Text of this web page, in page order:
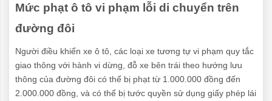
Mức phạt ô tô vi phạm lỗi di chuyển trên
đường đôi
Người điều khiển xe ô tô, các loại xe tương tự vi phạm quy tắc
giao thông với hành vi dừng, đỗ xe bên trái theo hướng lưu
thông của đường đôi có thể bị phạt từ 1.000.000 đồng đến
2.000.000 đồng, và có thể bị tước quyền sử dụng giấy phép lái